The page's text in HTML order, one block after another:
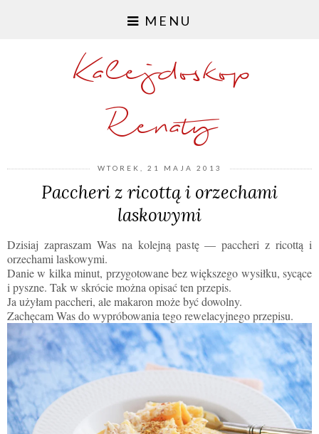
MENU
Kalejdoskop
Renaty
WTOREK, 21 MAJA 2013
Paccheri z ricottą i orzechami
laskowymi
Dzisiaj zapraszam Was na kolejną pastę — paccheri z ricottą i
orzechami laskowymi.
Danie w kilka minut, przygotowane bez większego wysiłku, sycące
i pyszne. Tak w skrócie można opisać ten przepis.
Ja użyłam paccheri, ale makaron może być dowolny.
Zachęcam Was do wypróbowania tego rewelacyjnego przepisu.